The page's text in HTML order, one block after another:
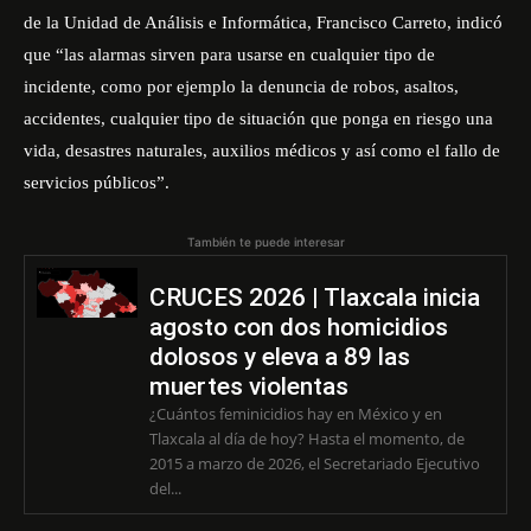
de la Unidad de Análisis e Informática, Francisco Carreto, indicó
que “las alarmas sirven para usarse en cualquier tipo de
incidente, como por ejemplo la denuncia de robos, asaltos,
accidentes, cualquier tipo de situación que ponga en riesgo una
vida, desastres naturales, auxilios médicos y así como el fallo de
servicios públicos”.
También te puede interesar
CRUCES 2026 | Tlaxcala inicia
agosto con dos homicidios
dolosos y eleva a 89 las
muertes violentas
¿Cuántos feminicidios hay en México y en
Tlaxcala al día de hoy? Hasta el momento, de
2015 a marzo de 2026, el Secretariado Ejecutivo
del...